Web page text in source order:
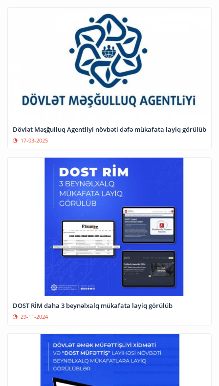
Dövlət Məşğulluq Agentliyi növbəti dəfə mükafata layiq görülüb
17-03-2025
DOST RİM daha 3 beynəlxalq mükafata layiq görülüb
29-11-2024